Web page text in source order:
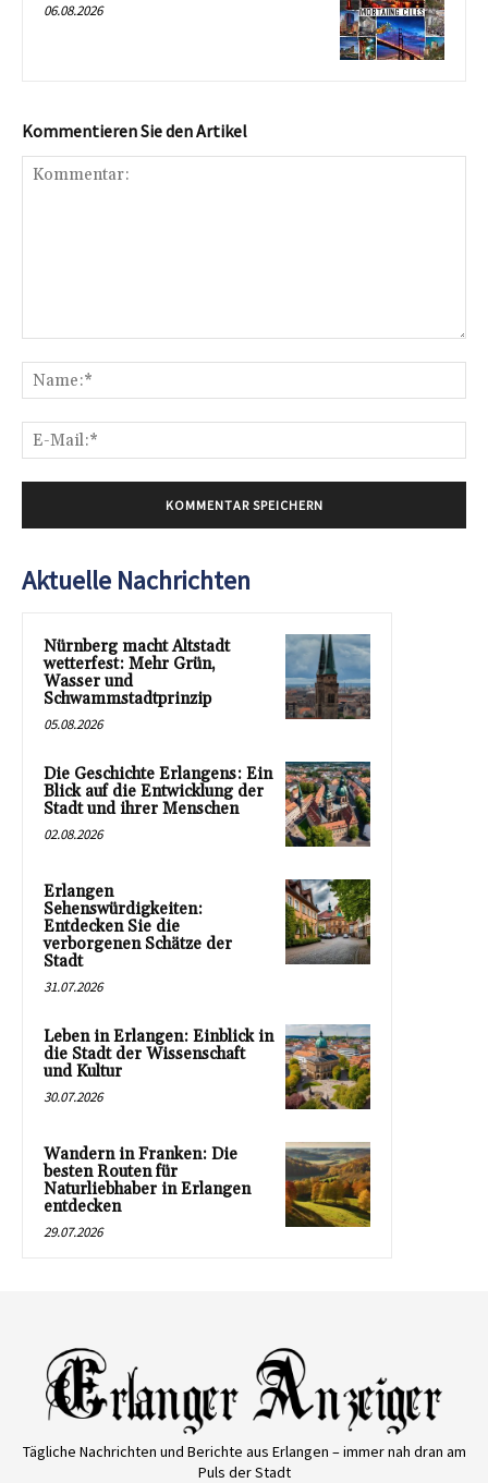
06.08.2026
Kommentieren Sie den Artikel
Aktuelle Nachrichten
Nürnberg macht Altstadt
wetterfest: Mehr Grün,
Wasser und
Schwammstadtprinzip
05.08.2026
Die Geschichte Erlangens: Ein
Blick auf die Entwicklung der
Stadt und ihrer Menschen
02.08.2026
Erlangen
Sehenswürdigkeiten:
Entdecken Sie die
verborgenen Schätze der
Stadt
31.07.2026
Leben in Erlangen: Einblick in
die Stadt der Wissenschaft
und Kultur
30.07.2026
Wandern in Franken: Die
besten Routen für
Naturliebhaber in Erlangen
entdecken
29.07.2026
Tägliche Nachrichten und Berichte aus Erlangen – immer nah dran am
Puls der Stadt